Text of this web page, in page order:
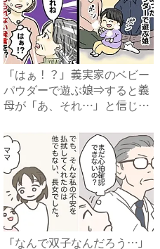
「はぁ！？」義実家のベビー
パウダーで遊ぶ娘⇒すると義
母が「あ、それ…」と信じら
「なんで双子なんだろう…」